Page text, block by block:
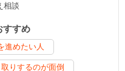
相談
すすめ
進めたい人
りするのが面倒